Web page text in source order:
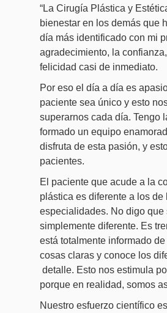
“La Cirugía Plástica y
bienestar en los demás que
día más identificado con mi
agradecimiento, la
felicidad casi de inmediato.
Por eso el día a día es
paciente sea único y esto
superarnos cada día. Tengo
formado un equipo
disfruta de esta pasión, y
pacientes.
El paciente que acude a la
plástica es diferente a los de
especialidades. No digo que
simplemente diferente. Es
está totalmente informado
cosas claras y conoce los
detalle. Esto nos estimula
porque en realidad, somos
Nuestro esfuerzo científico